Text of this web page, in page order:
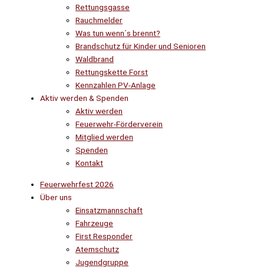
Rettungsgasse
Rauchmelder
Was tun wenn´s brennt?
Brandschutz für Kinder und Senioren
Waldbrand
Rettungskette Forst
Kennzahlen PV-Anlage
Aktiv werden & Spenden
Aktiv werden
Feuerwehr-Förderverein
Mitglied werden
Spenden
Kontakt
Feuerwehrfest 2026
Über uns
Einsatzmannschaft
Fahrzeuge
First Responder
Atemschutz
Jugendgruppe